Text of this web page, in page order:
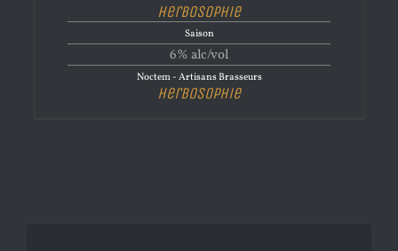
Herbosophie
Saison
6% alc/vol
Noctem - Artisans Brasseurs
Herbosophie